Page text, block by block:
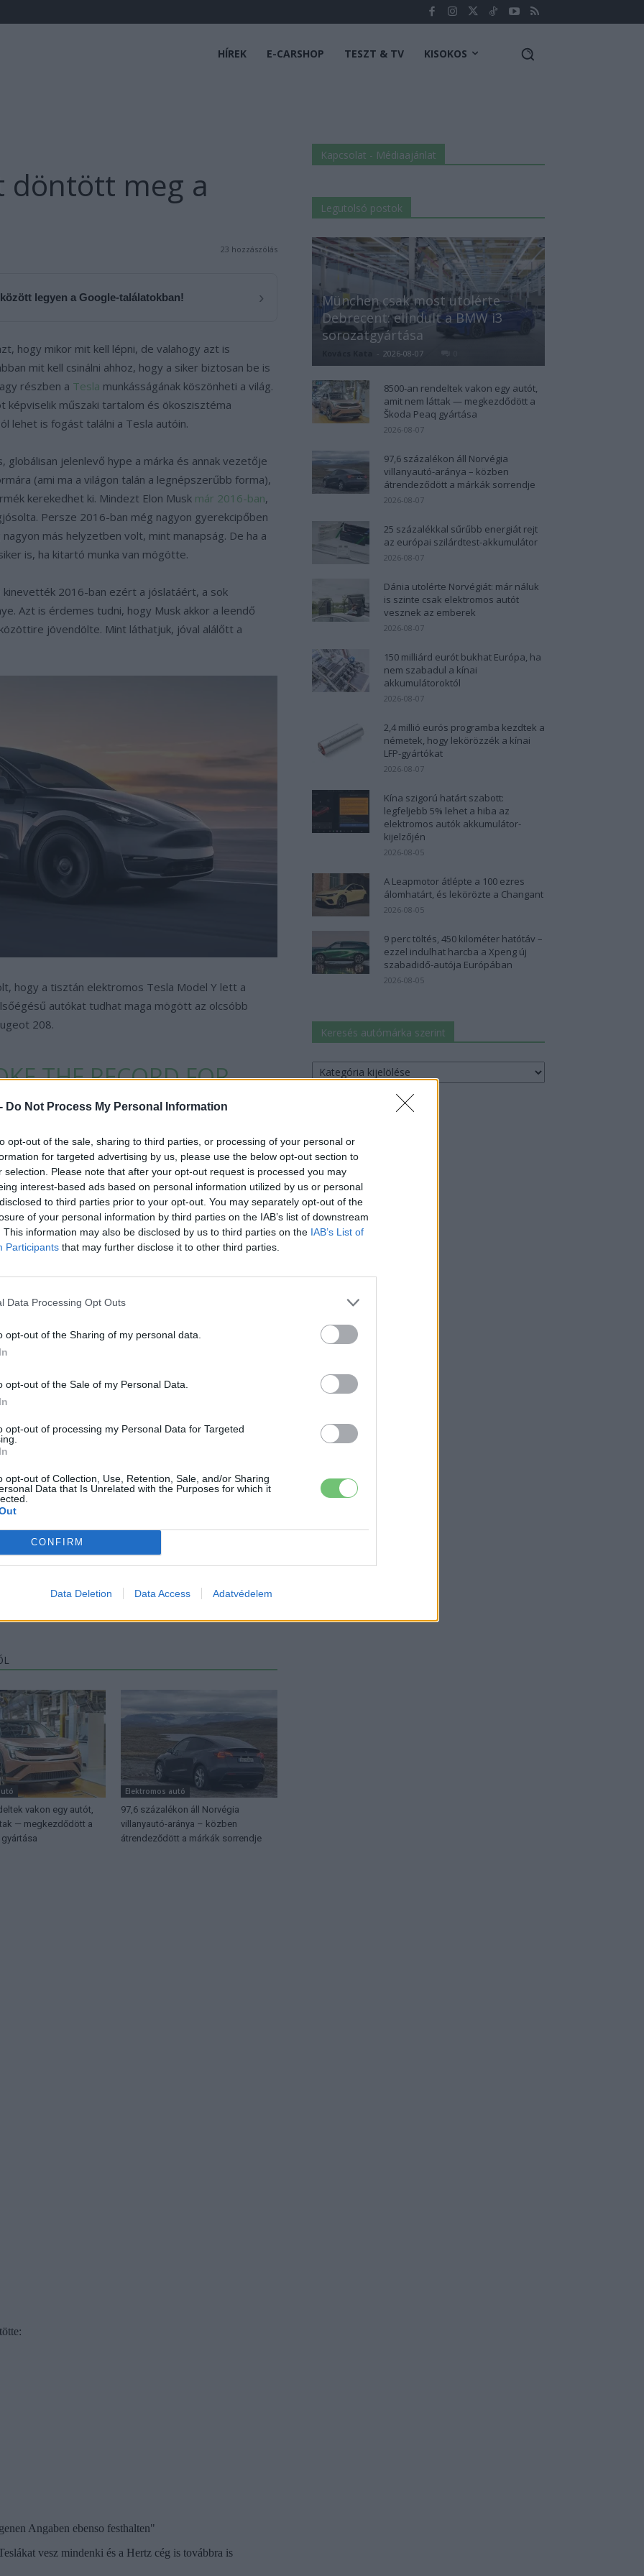
Do Not Process My Personal Information
opt-out of the sale, sharing to third parties, or processing of your personal or
for targeted advertising by us, please use the below opt-out section to
selection. Please note that after your opt-out request is processed you may
interest-based ads based on personal information utilized by us or personal
to third parties prior to your opt-out. You may separately opt-out of the
of your personal information by third parties on the IAB’s list of downstream
This information may also be disclosed by us to third parties on the IAB’s List of
Participants that may further disclose it to other third parties.
Data Processing Opt Outs
opt-out of the Sharing of my personal data.
opt-out of the Sale of my Personal Data.
opt-out of processing my Personal Data for Targeted
opt-out of Collection, Use, Retention, Sale, and/or Sharing
Data that Is Unrelated with the Purposes for which it
CONFIRM
Data Deletion Data Access Adatvédelem
HÍREK E-CARSHOP TESZT & TV KISOKOS
döntött meg a
23 hozzászólás
legyen a Google-találatokban! ›
hogy mikor mit kell lépni, de valahogy azt is
mit kell csinálni ahhoz, hogy a siker biztosan be is
részben a Tesla munkásságának köszönheti a világ.
képviselik műszaki tartalom és ökoszisztéma
lehet is fogást találni a Tesla autóin.
jelenlevő hype a márka és annak vezetője
(ami ma a világon talán a legnépszerűbb forma),
kerekedhet ki. Mindezt Elon Musk már 2016-ban,
Persze 2016-ban még nagyon gyerekcipőben
más helyzetben volt, mint manapság. De ha a
is, ha kitartó munka van mögötte.
2016-ban ezért a jóslatáért, a sok
Azt is érdemes tudni, hogy Musk akkor a leendő
jövendölte. Mint láthatjuk, jóval alálőtt a
hogy a tisztán elektromos Tesla Model Y lett a
autókat tudhat maga mögött az olcsóbb
208.
THE RECORD FOR
A SINGLE YEAR IN
2013!
Africa (@teslaeurope)October 25, 2023
rekordot a Model Y, ez lett legnagyobb számban
Up állított be még 2013-ban a maga 12 940 darabos
több fogyott az északi-országban, mint a VW
Vajon hol áll meg a dán mutató?
további tartalmakért!
Elektromos autó Rekord Tesla
de lelkében elkötelezett gamer, kütyü és immár e-autó rajongó!
vakon egy autót,
— megkezdődött a
Elektromos autó
97,6 százalékon áll Norvégia
villanyautó-aránya – közben
átrendeződött a márkák sorrendje
Kapcsolat - Médiaajánlat
Legutolsó postok
München csak most utolérte
Debrecent: elindult a BMW i3
sorozatgyártása
- 2026-08-07
8500-an rendeltek vakon egy autót,
amit nem láttak — megkezdődött a
Škoda Peaq gyártása
2026-08-07
97,6 százalékon áll Norvégia
villanyautó-aránya – közben
átrendeződött a márkák sorrendje
2026-08-07
25 százalékkal sűrűbb energiát rejt
az európai szilárdtest-akkumulátor
2026-08-07
Dánia utolérte Norvégiát: már náluk
is szinte csak elektromos autót
vesznek az emberek
2026-08-07
150 milliárd eurót bukhat Európa, ha
nem szabadul a kínai
akkumulátoroktól
2026-08-07
2,4 millió eurós programba kezdtek a
németek, hogy lekörözzék a kínai
LFP-gyártókat
2026-08-07
Kína szigorú határt szabott:
legfeljebb 5% lehet a hiba az
elektromos autók akkumulátor-
kijelzőjén
2026-08-05
A Leapmotor átlépte a 100 ezres
álomhatárt, és lekörözte a Changant
2026-08-05
9 perc töltés, 450 kilométer hatótáv –
ezzel indulhat harcba a Xpeng új
szabadidő-autója Európában
2026-08-05
Keresés autómárka szerint
Keresés
autómárka